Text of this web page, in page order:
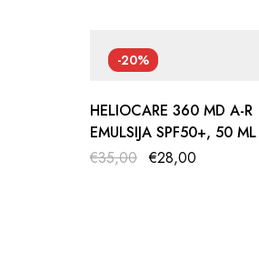
-20%
HELIOCARE 360 MD A-R
EMULSIJA SPF50+, 50 ML
€35,00 €28,00